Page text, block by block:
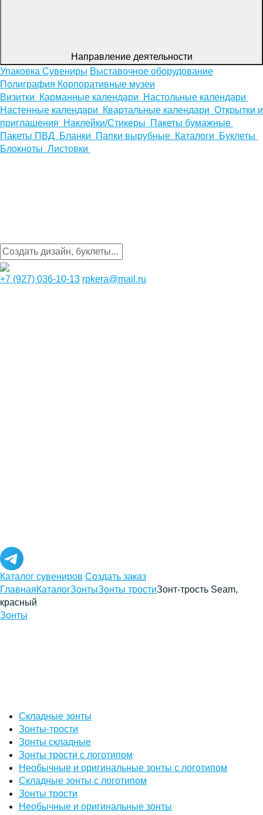
Направление деятельности
Упаковка Сувениры Выставочное оборудование
Полиграфия Корпоративные музеи
Визитки
Карманные календари
Настольные календари
Настенные календари
Квартальные календари Открытки и
приглашения
Наклейки/Стикеры
Пакеты бумажные
Пакеты ПВД Бланки Папки вырубные Каталоги
Буклеты
Блокноты Листовки
+7 (927) 036-10-13 rpkera@mail.ru
Каталог сувениров Создать заказ
ГлавнаяКаталогЗонтыЗонты тростиЗонт-трость Seam,
красный
Зонты
Складные зонты
Зонты-трости
Зонты складные
Зонты трости с логотипом
Необычные и оригинальные зонты с логотипом
Складные зонты с логотипом
Зонты трости
Необычные и оригинальные зонты